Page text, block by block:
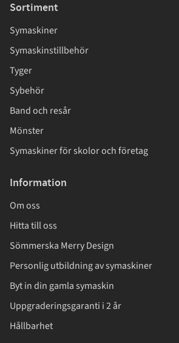
Sortiment
Symaskiner
Symaskinstillbehör
Tyger
Sybehör
Band och resår
Mönster
Symaskiner för skolor och företag
Information
Om oss
Hitta till oss
Sömmerska Merry Design
Personlig utbildning av symaskiner
Byt in din gamla symaskin
Uppgraderingsgaranti i 2 år
Hållbarhet